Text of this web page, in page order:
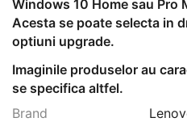
Windows 10 Home sau Pro
Acesta se poate selecta in
optiuni upgrade.
Imaginile produselor au
se specifica altfel.
Brand